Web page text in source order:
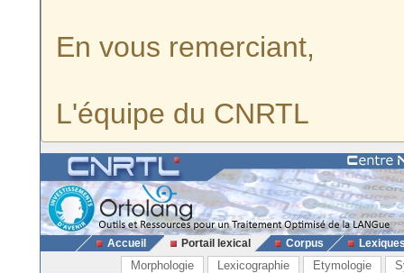
En vous remerciant,
L'équipe du CNRTL
Accueil Portail lexical Corpus
Morphologie Lexicographie Etymologie